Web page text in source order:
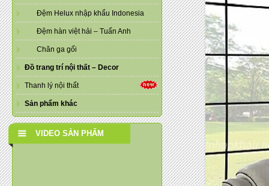
Đệm Helux nhập khẩu Indonesia
Đệm hàn việt hải – Tuấn Anh
Chăn ga gối
Đồ trang trí nội thất – Decor
Thanh lý nội thất
Sản phẩm khác
VIDEO SẢN PHẨM